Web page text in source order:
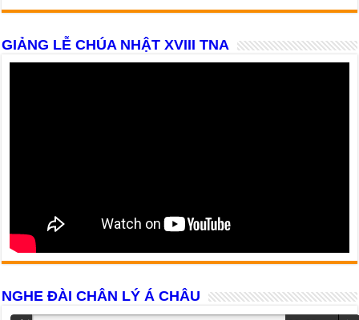
GIẢNG LỄ CHÚA NHẬT XVIII TNA
NGHE ĐÀI CHÂN LÝ Á CHÂU